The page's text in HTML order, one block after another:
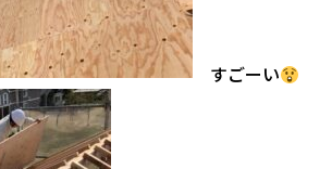
すごーい